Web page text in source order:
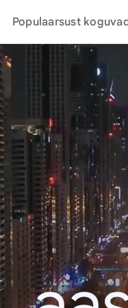
Populaarsust